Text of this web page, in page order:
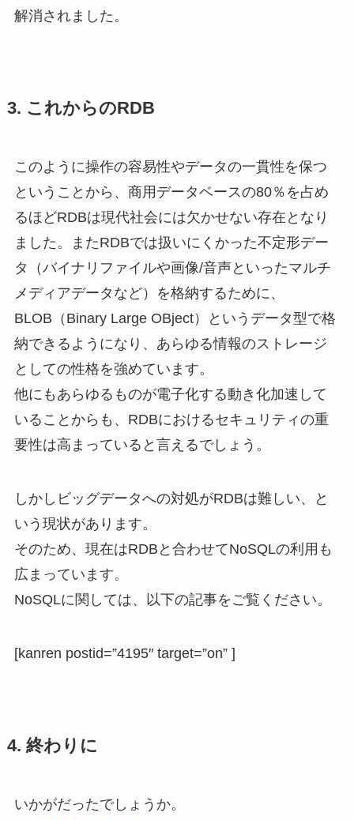
解消されました。
3. これからのRDB
このように操作の容易性やデータの一貫性を保つ
ということから、商用データベースの80％を占め
るほどRDBは現代社会には欠かせない存在となり
ました。またRDBでは扱いにくかった不定形デー
タ（バイナリファイルや画像/音声といったマルチ
メディアデータなど）を格納するために、
BLOB（Binary Large OBject）というデータ型で格
納できるようになり、あらゆる情報のストレージ
としての性格を強めています。
他にもあらゆるものが電子化する動き化加速して
いることからも、RDBにおけるセキュリティの重
要性は高まっていると言えるでしょう。
しかしビッグデータへの対処がRDBは難しい、と
いう現状があります。
そのため、現在はRDBと合わせてNoSQLの利用も
広まっています。
NoSQLに関しては、以下の記事をご覧ください。
[kanren postid=”4195″ target=”on” ]
4. 終わりに
いかがだったでしょうか。